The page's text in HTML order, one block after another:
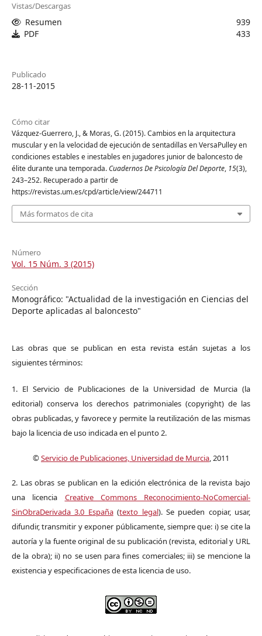
Vistas/Descargas
Resumen
939
PDF
433
Publicado
28-11-2015
Cómo citar
Vázquez-Guerrero, J., & Moras, G. (2015). Cambios en la arquitectura
muscular y en la velocidad de ejecución de sentadillas en VersaPulley en
condiciones estables e inestables en jugadores junior de baloncesto de
élite durante una temporada.Cuadernos De Psicología Del Deporte, 15(3),
243–252. Recuperado a partir de
https://revistas.um.es/cpd/article/view/244711
Más formatos de cita
Número
Vol. 15 Núm. 3 (2015)
Sección
Monográfico: "Actualidad de la investigación en Ciencias del
Deporte aplicadas al baloncesto"
Las obras que se publican en esta revista están sujetas a los
siguientes términos:
1. El Servicio de Publicaciones de la Universidad de Murcia (la
editorial) conserva los derechos patrimoniales (copyright) de las
obras publicadas, y favorece y permite la reutilización de las mismas
bajo la licencia de uso indicada en el punto 2.
©Servicio de Publicaciones, Universidad de Murcia, 2011
2. Las obras se publican en la edición electrónica de la revista bajo
una licencia Creative Commons Reconocimiento-NoComercial-
SinObraDerivada 3.0 España(texto legal). Se pueden copiar, usar,
difundir, transmitir y exponer públicamente, siempre que: i) se cite la
autoría y la fuente original de su publicación (revista, editorial y URL
de la obra); ii) no se usen para fines comerciales; iii) se mencione la
existencia y especificaciones de esta licencia de uso.